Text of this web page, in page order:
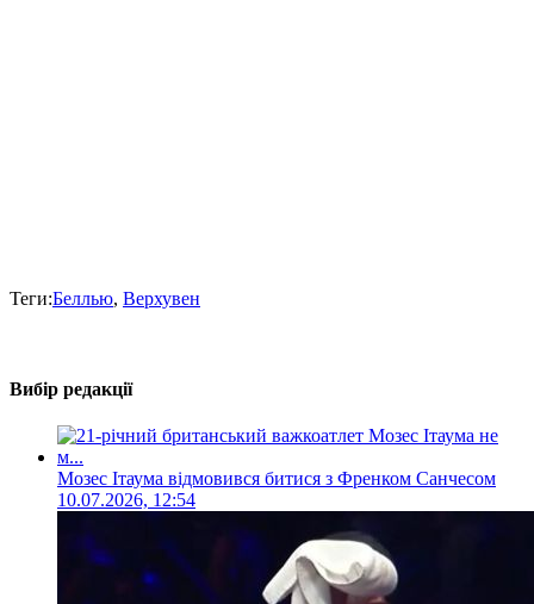
Теги:Беллью, Верхувен
Вибір редакції
Мозес Ітаума відмовився битися з Френком Санчесом
10.07.2026, 12:54